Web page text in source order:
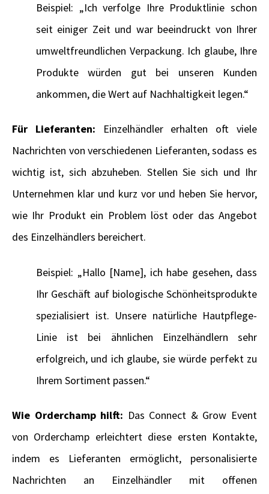
Beispiel: „Ich verfolge Ihre Produktlinie schon
seit einiger Zeit und war beeindruckt von Ihrer
umweltfreundlichen Verpackung. Ich glaube, Ihre
Produkte würden gut bei unseren Kunden
ankommen, die Wert auf Nachhaltigkeit legen.“
Für Lieferanten: Einzelhändler erhalten oft viele
Nachrichten von verschiedenen Lieferanten, sodass es
wichtig ist, sich abzuheben. Stellen Sie sich und Ihr
Unternehmen klar und kurz vor und heben Sie hervor,
wie Ihr Produkt ein Problem löst oder das Angebot
des Einzelhändlers bereichert.
Beispiel: „Hallo [Name], ich habe gesehen, dass
Ihr Geschäft auf biologische Schönheitsprodukte
spezialisiert ist. Unsere natürliche Hautpflege-
Linie ist bei ähnlichen Einzelhändlern sehr
erfolgreich, und ich glaube, sie würde perfekt zu
Ihrem Sortiment passen.“
Wie Orderchamp hilft: Das Connect & Grow Event
von Orderchamp erleichtert diese ersten Kontakte,
indem es Lieferanten ermöglicht, personalisierte
Nachrichten an Einzelhändler mit offenen